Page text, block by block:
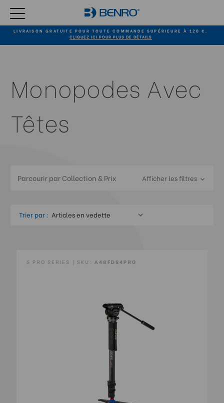
LIVRAISON GRATUITE POUR TOUTE COMMANDE SUPÉRIEURE À 120 €.
CLIQUEZ ICI POUR PLUS DE DÉTAILS
Monopodes Avec
Têtes
Parcourir par Collection & Prix Afficher les filtres
Trier par :
S PRO SERIES | SKU: A48FDS4PRO